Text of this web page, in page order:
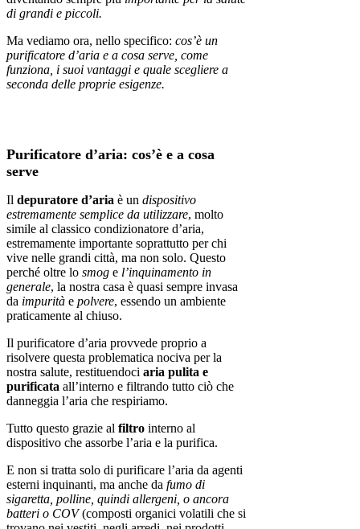
di grandi e piccoli.
Ma vediamo ora, nello specifico: cos’è un
purificatore d’aria e a cosa serve, come
funziona, i suoi vantaggi e quale scegliere a
seconda delle proprie esigenze.
Purificatore d’aria: cos’è e a cosa
serve
Il depuratore d’aria è un dispositivo
estremamente semplice da utilizzare, molto
simile al classico condizionatore d’aria,
estremamente importante soprattutto per chi
vive nelle grandi città, ma non solo. Questo
perché oltre lo smog e l’inquinamento in
generale, la nostra casa è quasi sempre invasa
da impurità e polvere, essendo un ambiente
praticamente al chiuso.
Il purificatore d’aria provvede proprio a
risolvere questa problematica nociva per la
nostra salute, restituendoci aria pulita e
purificata all’interno e filtrando tutto ciò che
danneggia l’aria che respiriamo.
Tutto questo grazie al filtro interno al
dispositivo che assorbe l’aria e la purifica.
E non si tratta solo di purificare l’aria da agenti
esterni inquinanti, ma anche da fumo di
sigaretta, polline, quindi allergeni, o ancora
batteri o COV(composti organici volatili che si